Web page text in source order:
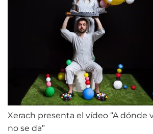
Xerach presenta el vídeo “A dónde
no se da”